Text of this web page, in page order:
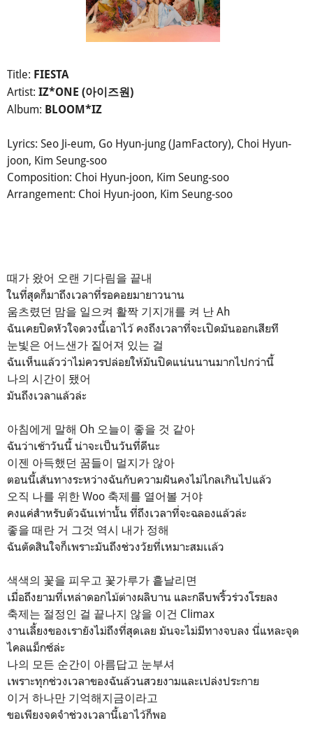
Title: FIESTA
Artist: IZ*ONE (아이즈원)
Album: BLOOM*IZ
Lyrics: Seo Ji-eum, Go Hyun-jung (JamFactory), Choi Hyun-
joon, Kim Seung-soo
Composition: Choi Hyun-joon, Kim Seung-soo
Arrangement: Choi Hyun-joon, Kim Seung-soo
때가 왔어 오랜 기다림을 끝내
ในที่สุดก็มาถึงเวลาที่รอคอยมายาวนาน
움츠렸던 맘을 일으켜 활짝 기지개를 켜 난 Ah
ฉันเคยปิดหัวใจดวงนี้เอาไว้ คงถึงเวลาที่จะเปิดมันออกเสียที
눈빛은 어느샌가 짙어져 있는 걸
ฉันเห็นแล้วว่าไม่ควรปล่อยให้มันปิดแน่นนานมากไปกว่านี้
나의 시간이 됐어
มันถึงเวลาแล้วล่ะ
아침에게 말해 Oh 오늘이 좋을 것 같아
ฉันว่าเช้าวันนี้ น่าจะเป็นวันที่ดีนะ
이젠 아득했던 꿈들이 멀지가 않아
ตอนนี้เส้นทางระหว่างฉันกับความฝันคงไม่ไกลเกินไปแล้ว
오직 나를 위한 Woo 축제를 열어볼 거야
คงแค่สำหรับตัวฉันเท่านั้น ที่ถึงเวลาที่จะฉลองแล้วล่ะ
좋을 때란 거 그것 역시 내가 정해
ฉันตัดสินใจก็เพราะมันถึงช่วงวัยที่เหมาะสมเเล้ว
색색의 꽃을 피우고 꽃가루가 흩날리면
เมื่อถึงยามที่เหล่าดอกไม้ต่างผลิบาน และกลีบพริ้วร่วงโรยลง
축제는 절정인 걸 끝나지 않을 이건 Climax
งานเลี้ยงของเรายังไม่ถึงที่สุดเลย มันจะไม่มีทางจบลง นี่แหละจุด
ไคลแม็กซ์ล่ะ
나의 모든 순간이 아름답고 눈부셔
เพราะทุกช่วงเวลาของฉันล้วนสวยงามและเปล่งประกาย
이거 하나만 기억해지금이라고
ขอเพียงจดจำช่วงเวลานี้เอาไว้ก็พอ